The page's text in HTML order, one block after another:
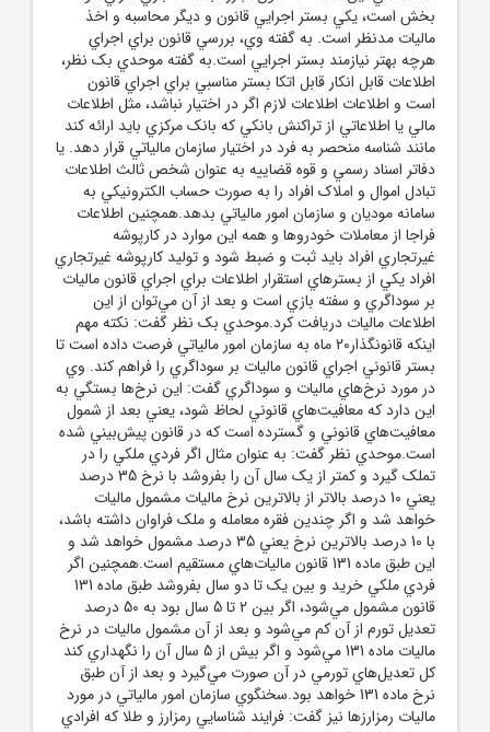
بخش است، يکي بستر اجرايي قانون و ديگر محاسبه و اخذ
ماليات مدنظر است. به گفته وي، بررسي قانون براي اجراي
هرچه بهتر نيازمند بستر اجرايي است.به گفته موحدي بک نظر،
اطلاعات قابل انکار قابل اتکا بستر مناسبي براي اجراي قانون
است و اطلاعات اطلاعات لازم اگر در اختيار نباشد، مثل اطلاعات
مالي يا اطلاعاتي از تراکنش بانکي که بانک مرکزي بايد ارائه کند
مانند شناسه منحصر به فرد در اختيار سازمان مالياتي قرار دهد. يا
دفاتر اسناد رسمي و قوه قضاييه به عنوان شخص ثالث اطلاعات
تبادل اموال و املاک افراد را به صورت حساب الکترونيکي به
سامانه موديان و سازمان امور مالياتي بدهد.همچنين اطلاعات
فراجا از معاملات خودروها و همه اين موارد در کارپوشه
غيرتجاري افراد بايد ثبت و ضبط شود و توليد کارپوشه غيرتجاري
افراد يکي از بسترهاي استقرار اطلاعات براي اجراي قانون ماليات
بر سوداگري و سفته بازي است و بعد از آن مي‌توان از اين
اطلاعات ماليات دريافت کرد.موحدي بک نظر گفت: نکته مهم
اينکه قانونگذار20 ماه به سازمان امور مالياتي فرصت داده است تا
بستر قانوني اجراي قانون ماليات بر سوداگري را فراهم کند. وي
در مورد نرخ‌هاي ماليات و سوداگري گفت: اين نرخ‌ها بستگي به
اين دارد که معافيت‌هاي قانوني لحاظ شود، يعني بعد از شمول
معافيت‌هاي قانوني و گسترده است که در قانون پيش‌بيني شده
است.موحدي نظر گفت: به عنوان مثال اگر فردي ملکي را در
تملک گيرد و کمتر از يک سال آن را بفروشد با نرخ 35 درصد
يعني 10 درصد بالاتر از بالاترين نرخ ماليات مشمول ماليات
خواهد شد و اگر چندين فقره معامله و ملک فراوان داشته باشد،
با 10 درصد بالاترين نرخ يعني 35 درصد مشمول خواهد شد و
اين طبق ماده 131 قانون ماليات‌هاي مستقيم است.همچنين اگر
فردي ملکي خريد و بين يک تا دو سال بفروشد طبق ماده 131
قانون مشمول مي‌شود، اگر بين 2 تا 5 سال بود به 50 درصد
تعديل تورم از آن کم مي‌شود و بعد از آن مشمول ماليات در نرخ
ماليات ماده 131 مي‌شود و اگر بيش از 5 سال آن را نگهداري کند
کل تعديل‌هاي تورمي در آن صورت مي‌گيرد و بعد از آن طبق
نرخ ماده 131 خواهد بود.سخنگوي سازمان امور مالياتي در مورد
ماليات رمزارزها نيز گفت: فرايند شناسايي رمزارز و طلا که افرادي